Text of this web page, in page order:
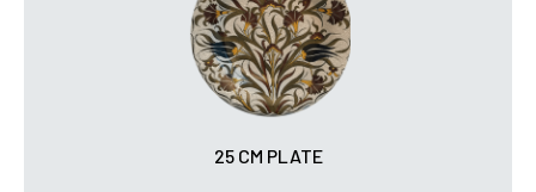
25 CM PLATE